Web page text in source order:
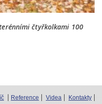
čtyřkolkami 100
Reference Videa
Kontakty